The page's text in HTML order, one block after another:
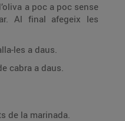
a poc a poc sense
Al final afegeix les
les a daus.
cabra a daus.
de la marinada.